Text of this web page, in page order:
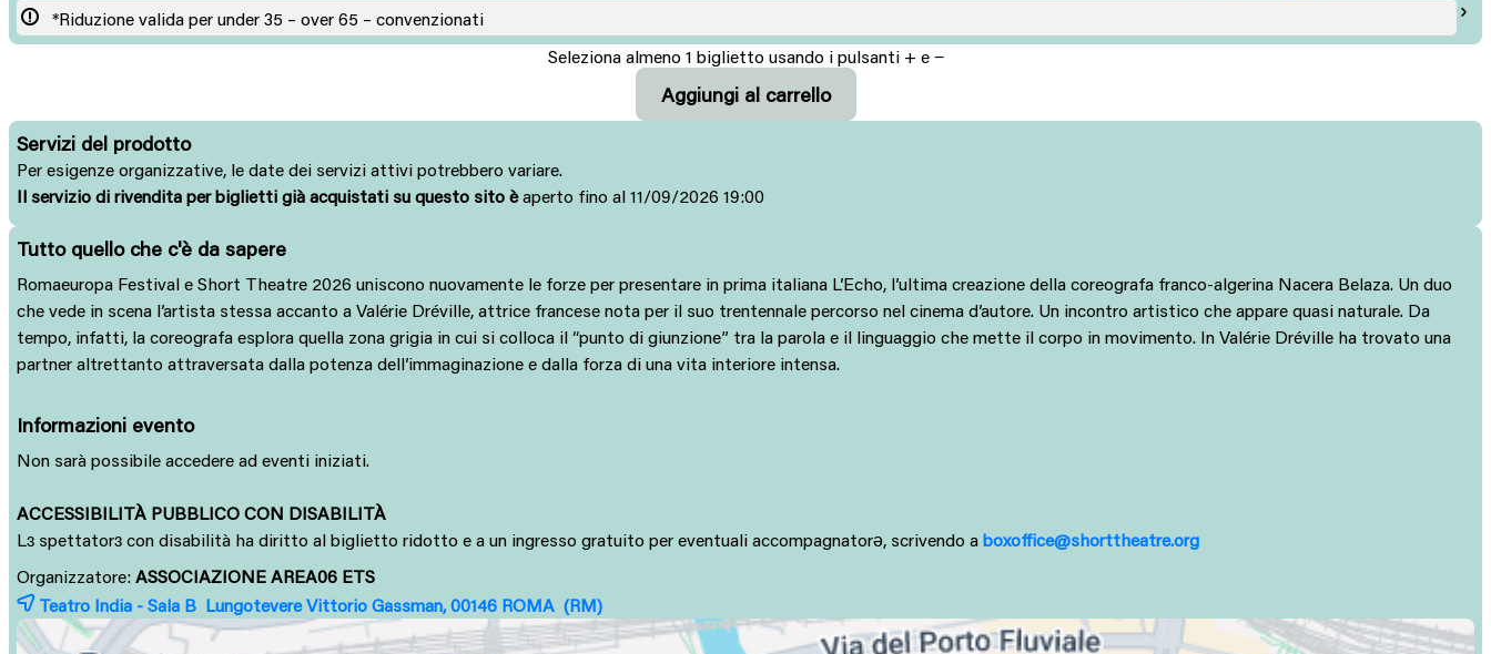
*Riduzione valida per under 35 – over 65 – convenzionati
Seleziona almeno 1 biglietto usando i pulsanti + e −
Servizi del prodotto
Per esigenze organizzative, le date dei servizi attivi potrebbero variare.
Il servizio di rivendita per biglietti già acquistati su questo sito èaperto fino al 11/09/2026 19:00
Tutto quello che c'è da sapere
Romaeuropa Festival e Short Theatre 2026 uniscono nuovamente le forze per presentare in prima italiana L’Echo, l’ultima creazione della coreografa franco-algerina Nacera Belaza. Un duo
che vede in scena l’artista stessa accanto a Valérie Dréville, attrice francese nota per il suo trentennale percorso nel cinema d’autore. Un incontro artistico che appare quasi naturale. Da
tempo, infatti, la coreografa esplora quella zona grigia in cui si colloca il “punto di giunzione” tra la parola e il linguaggio che mette il corpo in movimento. In Valérie Dréville ha trovato una
partner altrettanto attraversata dalla potenza dell’immaginazione e dalla forza di una vita interiore intensa.
Informazioni evento
Non sarà possibile accedere ad eventi iniziati.
ACCESSIBILITÀ PUBBLICO CON DISABILITÀ
Lɜ spettatorɜ con disabilità ha diritto al biglietto ridotto e a un ingresso gratuito per eventuali accompagnatorə, scrivendo a boxoffice@shorttheatre.org
Organizzatore: ASSOCIAZIONE AREA06 ETS
Teatro India - Sala B Lungotevere Vittorio Gassman, 00146 ROMA (RM)